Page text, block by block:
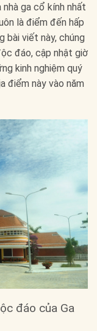
nhà ga cổ kính nhất
là điểm đến hấp
bài viết này, chúng
đáo, cập nhật giờ
kinh nghiệm quý
điểm này vào năm
đáo của Ga